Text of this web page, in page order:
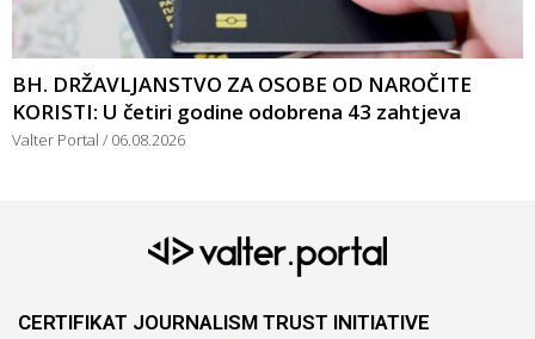
BH. DRŽAVLJANSTVO ZA OSOBE OD NAROČITE
KORISTI: U četiri godine odobrena 43 zahtjeva
Valter Portal 06.08.2026
CERTIFIKAT JOURNALISM TRUST INITIATIVE